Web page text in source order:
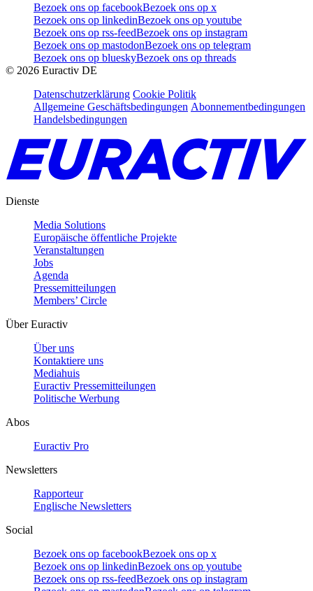
Bezoek ons op facebookBezoek ons op x
Bezoek ons op linkedinBezoek ons op youtube
Bezoek ons op rss-feedBezoek ons op instagram
Bezoek ons op mastodonBezoek ons op telegram
Bezoek ons op blueskyBezoek ons op threads
© 2026 Euractiv DE
Datenschutzerklärung Cookie Politik
Allgemeine Geschäftsbedingungen Abonnementbedingungen
Handelsbedingungen
Dienste
Media Solutions
Europäische öffentliche Projekte
Veranstaltungen
Jobs
Agenda
Pressemitteilungen
Members’ Circle
Über Euractiv
Über uns
Kontaktiere uns
Mediahuis
Euractiv Pressemitteilungen
Politische Werbung
Abos
Euractiv Pro
Newsletters
Rapporteur
Englische Newsletters
Social
Bezoek ons op facebookBezoek ons op x
Bezoek ons op linkedinBezoek ons op youtube
Bezoek ons op rss-feedBezoek ons op instagram